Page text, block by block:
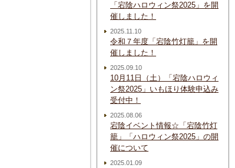
「宕陰ハロウィン祭2025」を開
催しました！
2025.11.10
令和７年度「宕陰竹灯籠」を開
催しました！
2025.09.10
10月11日（土）「宕陰ハロウィ
ン祭2025」いもほり体験申込み
受付中！
2025.08.06
宕陰イベント情報☆「宕陰竹灯
籠」「ハロウィン祭2025」の開
催について
2025.01.09